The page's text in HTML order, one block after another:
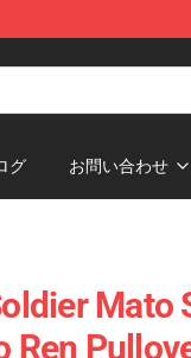
グ お問い合わせ
Mato
Ren